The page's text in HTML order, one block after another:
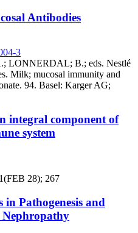
Antibodies
3
LONNERDAL; B.; eds. Nestlé
Milk; mucosal immunity and
94. Basel: Karger AG;
integral component of
system
28); 267
Pathogenesis and